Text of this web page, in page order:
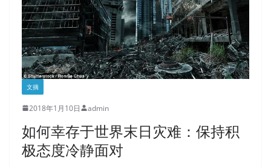
文摘
2018年1月10日 admin
如何幸存于世界末日灾难：保持积
极态度冷静面对